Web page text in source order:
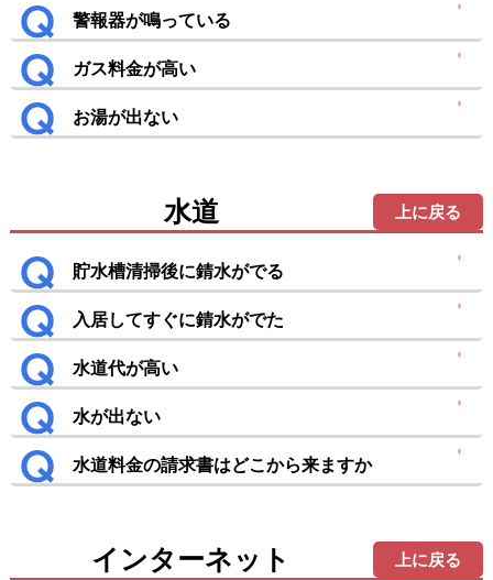
警報器が鳴っている
ガス料金が高い
お湯が出ない
水道 上に戻る
貯水槽清掃後に錆水がでる
入居してすぐに錆水がでた
水道代が高い
水が出ない
水道料金の請求書はどこから来ますか
インターネット 上に戻る